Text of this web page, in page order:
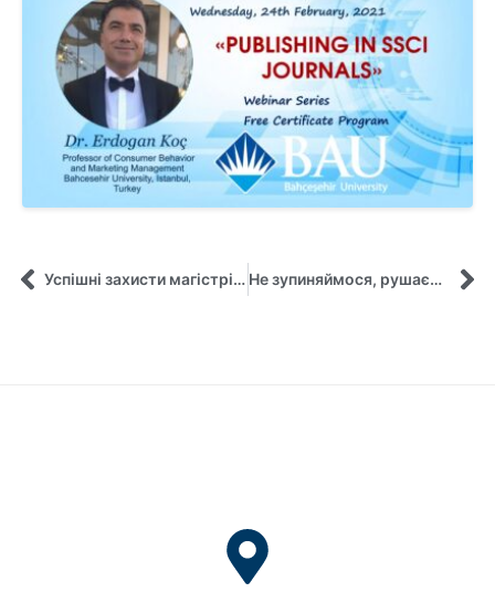
Успішні захисти магістрів освітньої програми «Управління та адміністрування в охороні здоров’я» Не зупиняймося, рушаємо далі!